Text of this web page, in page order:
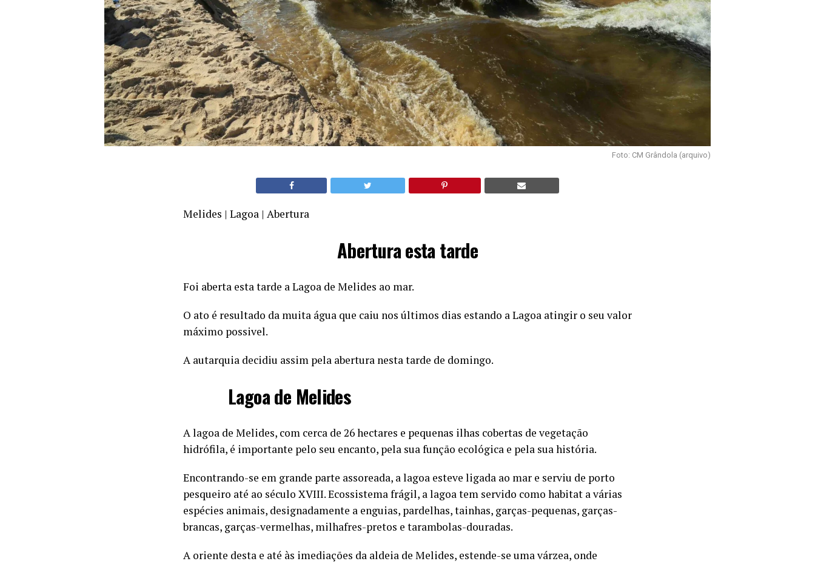
Foto: CM Grândola (arquivo)
Melides | Lagoa | Abertura
Abertura esta tarde
Foi aberta esta tarde a Lagoa de Melides ao mar.
O ato é resultado da muita água que caiu nos últimos dias estando a Lagoa atingir o seu valor
máximo possivel.
A autarquia decidiu assim pela abertura nesta tarde de domingo.
Lagoa de Melides
A lagoa de Melides, com cerca de 26 hectares e pequenas ilhas cobertas de vegetação
hidrófila, é importante pelo seu encanto, pela sua função ecológica e pela sua história.
Encontrando-se em grande parte assoreada, a lagoa esteve ligada ao mar e serviu de porto
pesqueiro até ao século XVIII. Ecossistema frágil, a lagoa tem servido como habitat a várias
espécies animais, designadamente a enguias, pardelhas, tainhas, garças-pequenas, garças-
brancas, garças-vermelhas, milhafres-pretos e tarambolas-douradas.
A oriente desta e até às imediações da aldeia de Melides, estende-se uma várzea, onde